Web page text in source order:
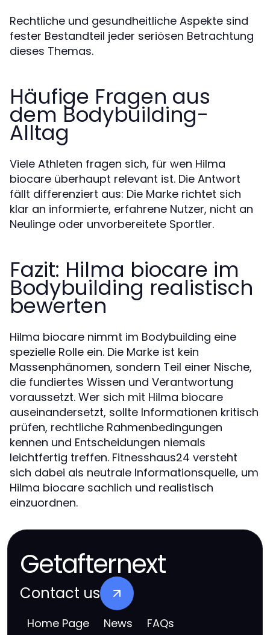
Rechtliche und gesundheitliche Aspekte sind
fester Bestandteil jeder seriösen Betrachtung
dieses Themas.
Häufige Fragen aus
dem Bodybuilding-
Alltag
Viele Athleten fragen sich, für wen Hilma
biocare überhaupt relevant ist. Die Antwort
fällt differenziert aus: Die Marke richtet sich
klar an informierte, erfahrene Nutzer, nicht an
Neulinge oder unvorbereitete Sportler.
Fazit: Hilma biocare im
Bodybuilding realistisch
bewerten
Hilma biocare nimmt im Bodybuilding eine
spezielle Rolle ein. Die Marke ist kein
Massenphänomen, sondern Teil einer Nische,
die fundiertes Wissen und Verantwortung
voraussetzt. Wer sich mit Hilma biocare
auseinandersetzt, sollte Informationen kritisch
prüfen, rechtliche Rahmenbedingungen
kennen und Entscheidungen niemals
leichtfertig treffen. Fitnesshaus24 versteht
sich dabei als neutrale Informationsquelle, um
Hilma biocare sachlich und realistisch
einzuordnen.
Getafternext
Contact us
Home Page News FAQs